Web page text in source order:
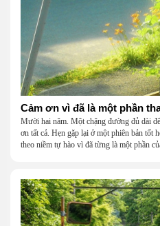
Cảm ơn vì đã là một phần
Mười hai năm. Một chặng đường đủ dài
ơn tất cả. Hẹn gặp lại ở một phiên bản tốt
theo niềm tự hào vì đã từng là một phần